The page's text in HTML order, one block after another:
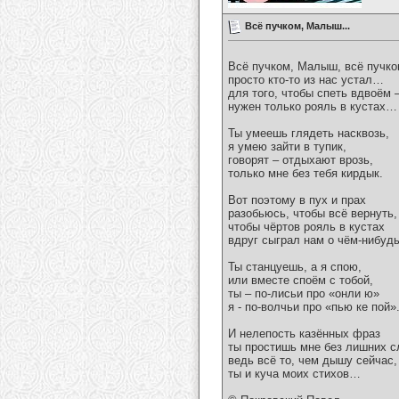
Всё пучком, Малыш...
Всё пучком, Малыш, всё
просто кто-то из нас устал…
для того, чтобы спеть вдвоём
нужен только рояль в кустах…
Ты умеешь глядеть насквозь,
я умею зайти в тупик,
говорят – отдыхают врозь,
только мне без тебя кирдык.
Вот поэтому в пух и прах
разобьюсь, чтобы всё вернуть,
чтобы чёртов рояль в кустах
вдруг сыграл нам о чём-
Ты станцуешь, а я спою,
или вместе споём с тобой,
ты – по-лисьи про «онли ю»
я - по-волчьи про «пью ке пой».
И нелепость казённых фраз
ты простишь мне без лишних
ведь всё то, чем дышу
ты и куча моих стихов…